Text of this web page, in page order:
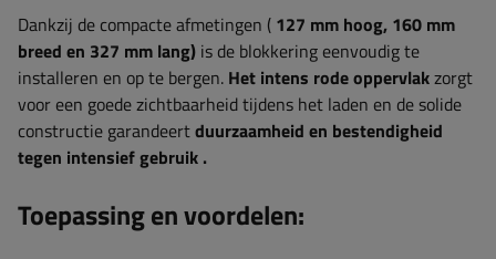
Dankzij de compacte afmetingen ( 127 mm hoog, 160 mm
breed en 327 mm lang) is de blokkering eenvoudig te
installeren en op te bergen. Het intens rode oppervlakzorgt
voor een goede zichtbaarheid tijdens het laden en de solide
constructie garandeertduurzaamheid en bestendigheid
tegen intensief gebruik .
Toepassing en voordelen: